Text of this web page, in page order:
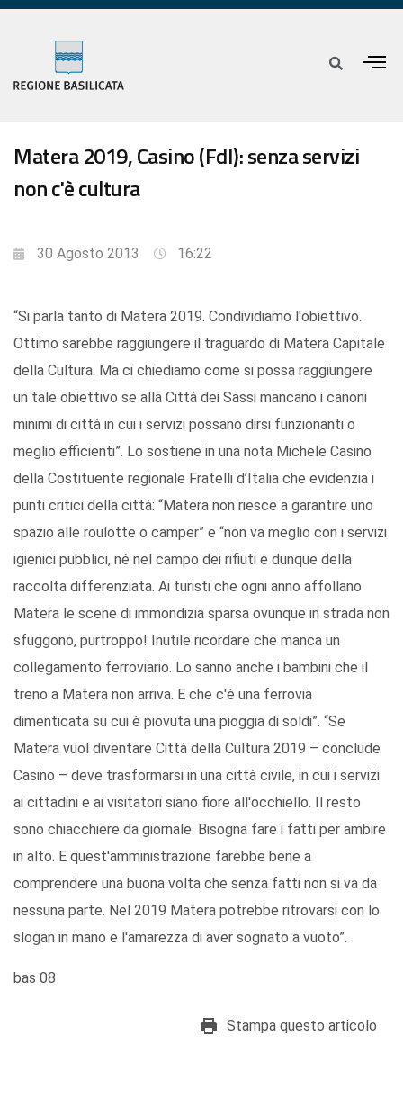
Matera 2019, Casino (FdI): senza servizi
non c'è cultura
30 Agosto 2013 16:22
“Si parla tanto di Matera 2019. Condividiamo l'obiettivo.
Ottimo sarebbe raggiungere il traguardo di Matera Capitale
della Cultura. Ma ci chiediamo come si possa raggiungere
un tale obiettivo se alla Città dei Sassi mancano i canoni
minimi di città in cui i servizi possano dirsi funzionanti o
meglio efficienti”. Lo sostiene in una nota Michele Casino
della Costituente regionale Fratelli d’Italia che evidenzia i
punti critici della città: “Matera non riesce a garantire uno
spazio alle roulotte o camper” e “non va meglio con i servizi
igienici pubblici, né nel campo dei rifiuti e dunque della
raccolta differenziata. Ai turisti che ogni anno affollano
Matera le scene di immondizia sparsa ovunque in strada non
sfuggono, purtroppo! Inutile ricordare che manca un
collegamento ferroviario. Lo sanno anche i bambini che il
treno a Matera non arriva. E che c'è una ferrovia
dimenticata su cui è piovuta una pioggia di soldi”. “Se
Matera vuol diventare Città della Cultura 2019 – conclude
Casino – deve trasformarsi in una città civile, in cui i servizi
ai cittadini e ai visitatori siano fiore all'occhiello. Il resto
sono chiacchiere da giornale. Bisogna fare i fatti per ambire
in alto. E quest'amministrazione farebbe bene a
comprendere una buona volta che senza fatti non si va da
nessuna parte. Nel 2019 Matera potrebbe ritrovarsi con lo
slogan in mano e l'amarezza di aver sognato a vuoto”.
bas 08
Stampa questo articolo